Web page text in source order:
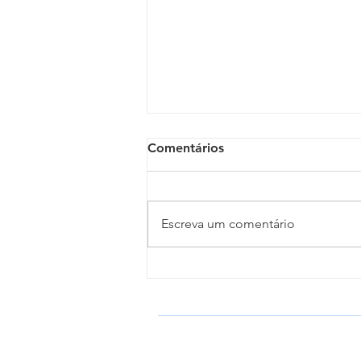
Comentários
Escreva um comentário